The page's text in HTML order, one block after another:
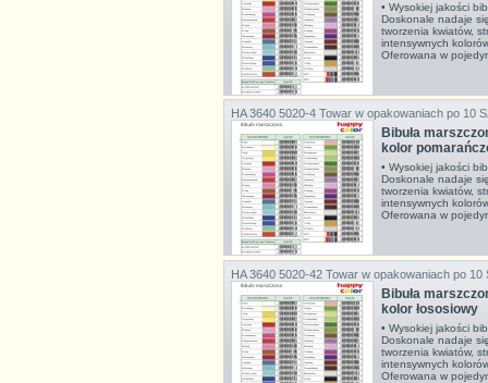
• Wysokiej jakości
Doskonale nadaje
tworzenia kwiatów,
intensywnych
Oferowana w
HA 3640 5020-4 Towar w opakowaniach po 10
Bibuła
kolor
• Wysokiej jakości
Doskonale nadaje
tworzenia kwiatów,
intensywnych
Oferowana w
HA 3640 5020-42 Towar w opakowaniach po 10
Bibuła
kolor łososiowy
• Wysokiej jakości
Doskonale nadaje
tworzenia kwiatów,
intensywnych
Oferowana w